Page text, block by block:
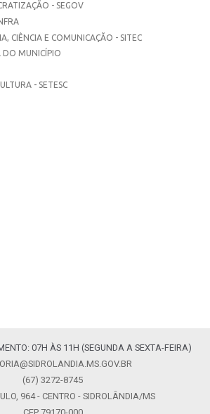
- SEGOV
CIÊNCIA E COMUNICAÇÃO - SITEC
DO MUNICÍPIO
- SETESC
07H ÀS 11H (SEGUNDA A SEXTA-FEIRA)
(67) 3272-8745
964 - CENTRO - SIDROLÂNDIA/MS